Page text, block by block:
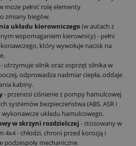
może pełnić rolę elementy
zmiany biegów.
układu kierowniczego(w autach z
wspomaganiem kierownicy) - pełni
który wywołuje nacisk na
utrzymuje silnik oraz osprzęt silnika w
odprowadza nadmiar ciepła, oddaje
kabiny.
- przenosi ciśnienie z pompy hamulcowej
systemów bezpieczeństwa (ABS, ASR i
wykonawcze układu hamulcowego.
w skrzyni rozdzielczej - stosowany w
4x4 - chłodzi, chroni przed korozją i
podzespoły mechaniczne.